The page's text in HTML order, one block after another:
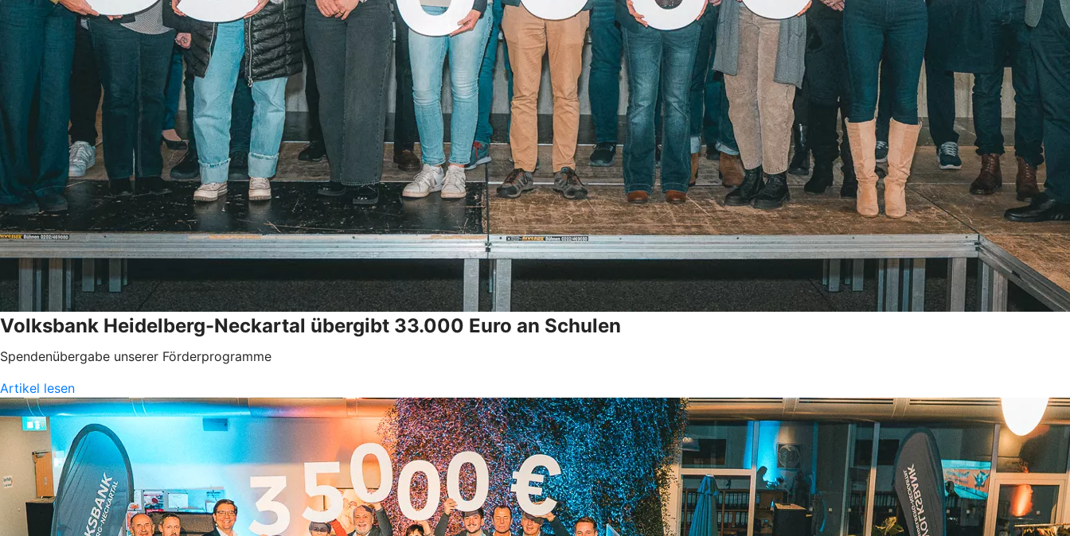
Volksbank Heidelberg-Neckartal übergibt 33.000 Euro an Schulen
Spendenübergabe unserer Förderprogramme
Artikel lesen